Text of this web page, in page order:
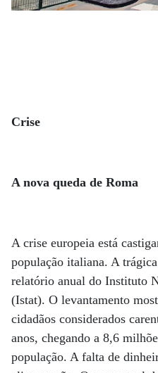
Crise
A nova queda de Roma
A crise europeia está
população italiana. A
relatório anual do Instituto
(Istat). O levantamento
cidadãos considerados
anos, chegando a 8,6
população. A falta de